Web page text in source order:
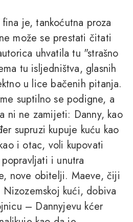
je, tankoćutna proza
može se prestati čitati
uhvatila tu "strašno
tu isljedništva, glasnih
u lice bačenih pitanja.
suptilno se podigne, a
ni ne zamijeti: Danny, kao
supruzi kupuje kuću kao
i otac, voli kupovati
i unutra
nove obitelji. Maeve, čiji
kući, dobiva
– Dannyjevu kćer